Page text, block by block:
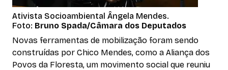
Ativista Socioambiental Ângela Mendes.
Foto: Bruno Spada/Câmara dos Deputados
Novas ferramentas de mobilização foram sendo
construídas por Chico Mendes, como a Aliança dos
Povos da Floresta, um movimento social que reuniu